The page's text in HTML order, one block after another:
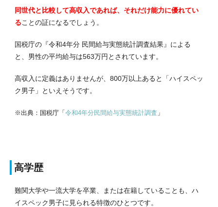
同世代と比較して高収入であれば、それだけ能力に優れてい
ることの証になるでしょう。
国税庁の『令和4年分 民間給与実態統計調査結果』による
と、男性の平均給与は563万円とされています。
高収入に定義はありませんが、800万以上あると「ハイスペッ
ク男子」といえそうです。
※出典：国税庁「令和4年分民間給与実態統計調査 」
高学歴
難関大学や一流大学を卒業、または在籍していることも、ハ
イスペック男子に見られる特徴のひとつです。